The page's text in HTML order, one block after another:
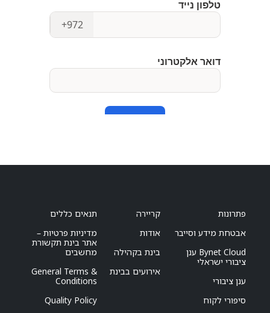
פתרונות
אבטחת מידע וסייבר
Bynet Cloud ענן
ציבורי ישראלי
ענן ציבורי
סיפורי לקוח
קריירה
אודות
בינת בקהילה
אירועים בבינת
תנאים כללים
מדיניות פרטיות –
אתר בינת תקשורת
מחשבים
General Terms &
Conditions
Quality Policy